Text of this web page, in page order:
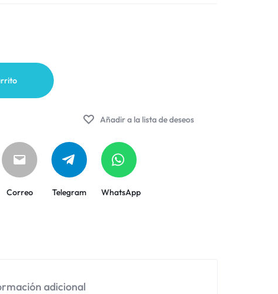
Añadir a la lista de deseos
Correo Telegram WhatsApp
adicional